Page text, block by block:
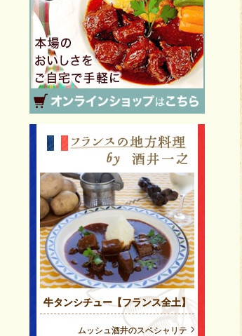
牛タンシチュー【フランス全土】
ムッシュ酒井のスペシャリテ